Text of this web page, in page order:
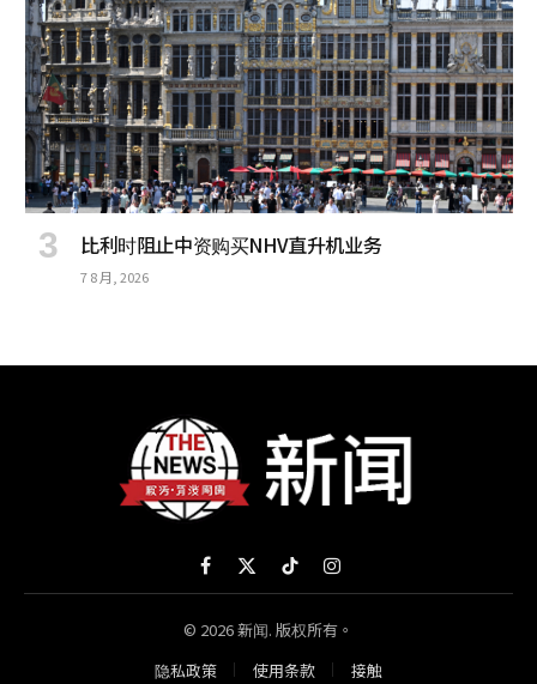
比利时阻止中资购买NHV直升机业务
7 8 月, 2026
Facebook
X
(Twitter)
TikTokInstagram
© 2026 新闻. 版权所有。
隐私政策
使用条款 接触